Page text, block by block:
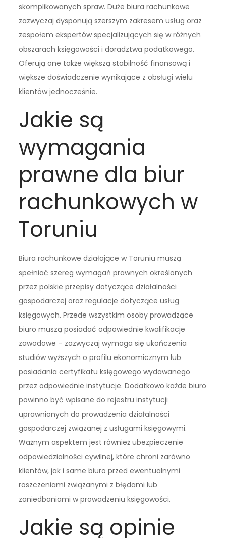
skomplikowanych spraw. Duże biura rachunkowe
zazwyczaj dysponują szerszym zakresem usług oraz
zespołem ekspertów specjalizujących się w różnych
obszarach księgowości i doradztwa podatkowego.
Oferują one także większą stabilność finansową i
większe doświadczenie wynikające z obsługi wielu
klientów jednocześnie.
Jakie są
wymagania
prawne dla biur
rachunkowych w
Toruniu
Biura rachunkowe działające w Toruniu muszą
spełniać szereg wymagań prawnych określonych
przez polskie przepisy dotyczące działalności
gospodarczej oraz regulacje dotyczące usług
księgowych. Przede wszystkim osoby prowadzące
biuro muszą posiadać odpowiednie kwalifikacje
zawodowe – zazwyczaj wymaga się ukończenia
studiów wyższych o profilu ekonomicznym lub
posiadania certyfikatu księgowego wydawanego
przez odpowiednie instytucje. Dodatkowo każde biuro
powinno być wpisane do rejestru instytucji
uprawnionych do prowadzenia działalności
gospodarczej związanej z usługami księgowymi.
Ważnym aspektem jest również ubezpieczenie
odpowiedzialności cywilnej, które chroni zarówno
klientów, jak i same biuro przed ewentualnymi
roszczeniami związanymi z błędami lub
zaniedbaniami w prowadzeniu księgowości.
Jakie są opinie